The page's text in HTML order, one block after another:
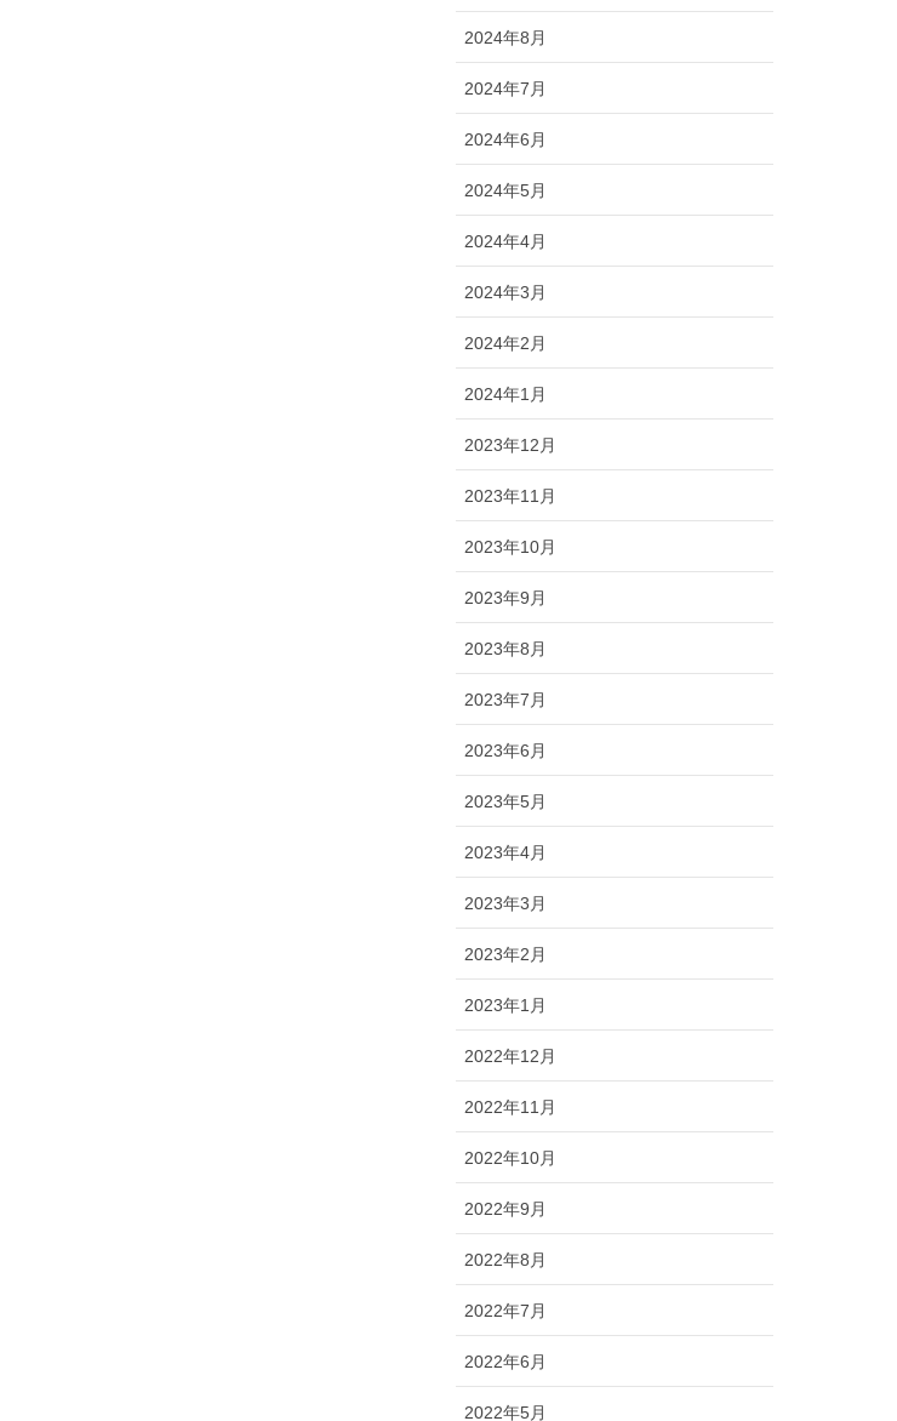
2024年8月
2024年7月
2024年6月
2024年5月
2024年4月
2024年3月
2024年2月
2024年1月
2023年12月
2023年11月
2023年10月
2023年9月
2023年8月
2023年7月
2023年6月
2023年5月
2023年4月
2023年3月
2023年2月
2023年1月
2022年12月
2022年11月
2022年10月
2022年9月
2022年8月
2022年7月
2022年6月
2022年5月